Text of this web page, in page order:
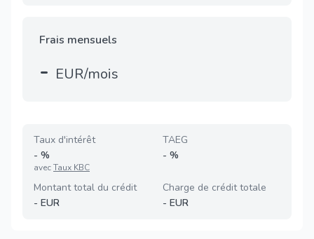
Frais mensuels
- EUR/mois
Taux d'intérêt
- %
avecTaux KBC
TAEG
- %
Montant total du crédit
- EUR
Charge de crédit totale
- EUR